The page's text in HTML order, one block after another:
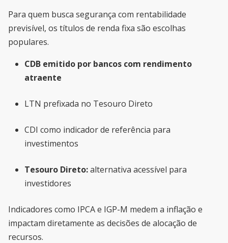
Para quem busca segurança com rentabilidade
previsível, os títulos de renda fixa são escolhas
populares.
CDB emitido por bancos com rendimento
atraente
LTN prefixada no Tesouro Direto
CDI como indicador de referência para
investimentos
Tesouro Direto:alternativa acessível para
investidores
Indicadores como IPCA e IGP-M medem a inflação e
impactam diretamente as decisões de alocação de
recursos.